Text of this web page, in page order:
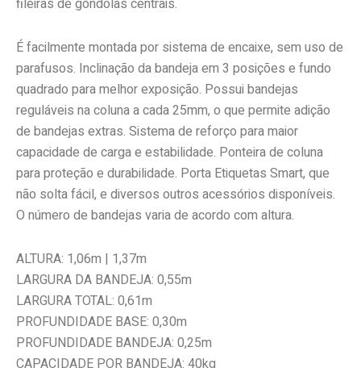
É facilmente montada por sistema de encaixe, sem uso de
parafusos. Inclinação da bandeja em 3 posições e fundo
quadrado para melhor exposição. Possui bandejas
reguláveis na coluna a cada 25mm, o que permite adição
de bandejas extras. Sistema de reforço para maior
capacidade de carga e estabilidade. Ponteira de coluna
para proteção e durabilidade. Porta Etiquetas Smart, que
não solta fácil, e diversos outros acessórios disponíveis.
O número de bandejas varia de acordo com altura.
ALTURA: 1,06m | 1,37m
LARGURA DA BANDEJA: 0,55m
LARGURA TOTAL: 0,61m
PROFUNDIDADE BASE: 0,30m
PROFUNDIDADE BANDEJA: 0,25m
CAPACIDADE POR BANDEJA: 40kg